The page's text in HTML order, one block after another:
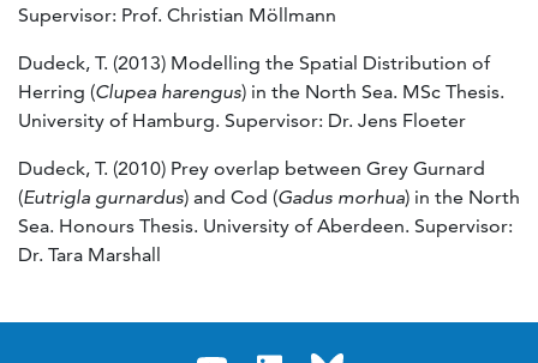
Supervisor: Prof. Christian Möllmann
Dudeck, T. (2013) Modelling the Spatial Distribution of
Herring (Clupea harengus) in the North Sea. MSc Thesis.
University of Hamburg. Supervisor: Dr. Jens Floeter
Dudeck, T. (2010) Prey overlap between Grey Gurnard
(Eutrigla gurnardus) and Cod (Gadus morhua) in the North
Sea. Honours Thesis. University of Aberdeen. Supervisor:
Dr. Tara Marshall